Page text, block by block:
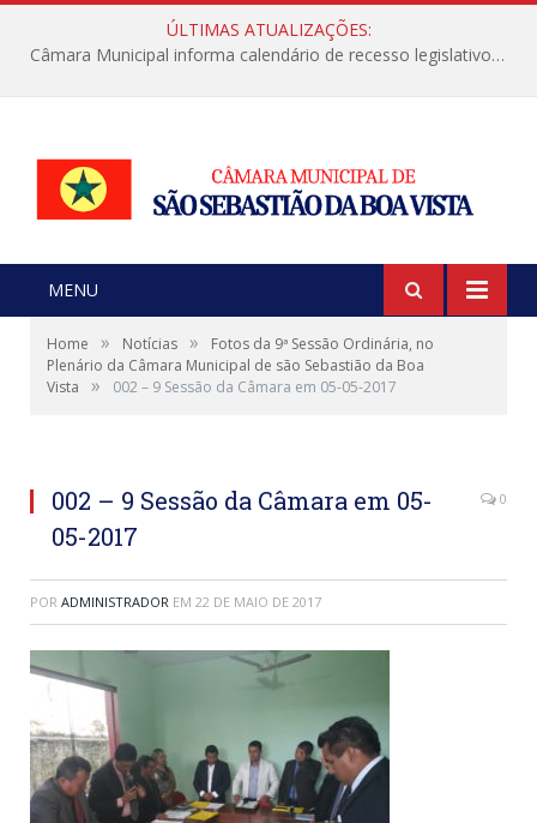
ÚLTIMAS ATUALIZAÇÕES:
Câmara Municipal informa calendário de recesso legislativo de julho
MENU
Home » Notícias »
Fotos da 9ª Sessão Ordinária, no
Plenário da Câmara Municipal de são Sebastião da Boa
Vista
» 002 – 9 Sessão da Câmara em 05-05-2017
002 – 9 Sessão da Câmara em 05-
05-2017
0
POR ADMINISTRADOR EM 22 DE MAIO DE 2017